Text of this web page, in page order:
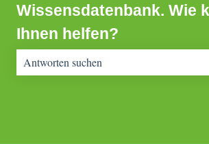
Wissensdatenbank. Wie
Ihnen helfen?